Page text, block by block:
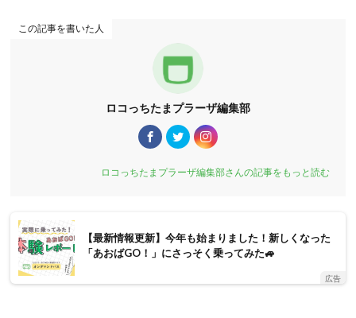
この記事を書いた人
ロコっちたまプラーザ編集部
ロコっちたまプラーザ編集部さんの記事をもっと読む
【最新情報更新】今年も始まりました！新しくなった
「あおばGO！」にさっそく乗ってみた🚙
広告